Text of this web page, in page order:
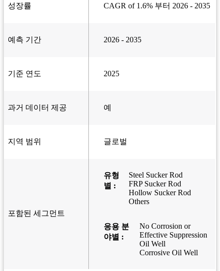
성장률 CAGR of 1.6% 부터 2026 - 2035
예측 기간 2026 - 2035
기준 연도 2025
과거 데이터 제공 예
지역 범위 글로벌
포함된 세그먼트
유형
별 :
Steel Sucker Rod
FRP Sucker Rod
Hollow Sucker Rod
Others
응용 분
야별 :
No Corrosion or
Effective Suppression
Oil Well
Corrosive Oil Well